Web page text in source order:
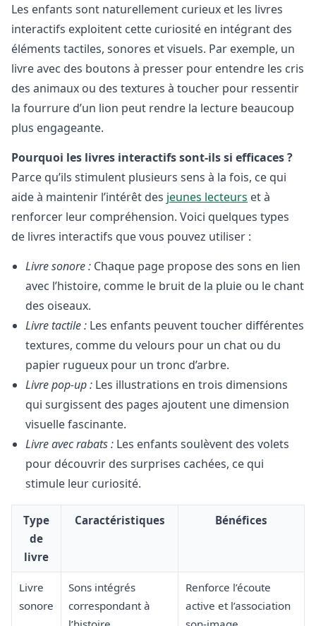
Les enfants sont naturellement curieux et les livres
interactifs exploitent cette curiosité en intégrant des
éléments tactiles, sonores et visuels. Par exemple, un
livre avec des boutons à presser pour entendre les cris
des animaux ou des textures à toucher pour ressentir
la fourrure d’un lion peut rendre la lecture beaucoup
plus engageante.
Pourquoi les livres interactifs sont-ils si efficaces ?
Parce qu’ils stimulent plusieurs sens à la fois, ce qui
aide à maintenir l’intérêt des jeunes lecteurs et à
renforcer leur compréhension. Voici quelques types
de livres interactifs que vous pouvez utiliser :
Livre sonore : Chaque page propose des sons en lien
avec l’histoire, comme le bruit de la pluie ou le chant
des oiseaux.
Livre tactile : Les enfants peuvent toucher différentes
textures, comme du velours pour un chat ou du
papier rugueux pour un tronc d’arbre.
Livre pop-up : Les illustrations en trois dimensions
qui surgissent des pages ajoutent une dimension
visuelle fascinante.
Livre avec rabats : Les enfants soulèvent des volets
pour découvrir des surprises cachées, ce qui
stimule leur curiosité.
Type
de
livre
Caractéristiques Bénéfices
Livre
sonore
Sons intégrés
correspondant à
Renforce l’écoute
active et l’association